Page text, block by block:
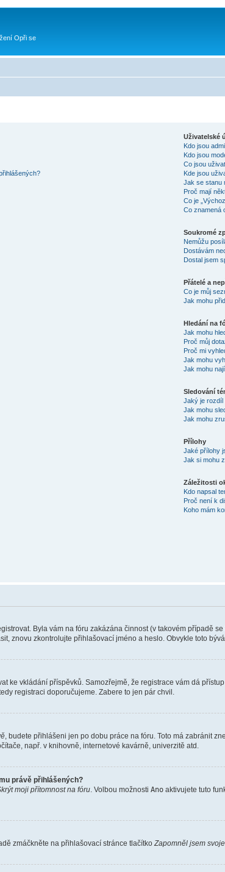
Opři se
Uživatelské
Kdo jsou
Kdo jsou
Co jsou
Kde jsou
Jak se stanu
Proč mají
Co je
Co znamená
Soukromé
Nemůžu
Dostávám
Dostal jsem
Přátelé a
Co je můj
Jak mohu
Hledání na
Jak mohu
Proč můj
Proč mi
Jak mohu
Jak mohu
Sledování
Jaký je rozdíl
Jak mohu
Jak mohu
Přílohy
Jaké přílohy
Jak si mohu
Záležitosti
Kdo napsal
Proč není k
Koho mám
Byla vám na fóru zakázána činnost (v takovém případě
znovu zkontrolujte přihlašovací jméno a heslo. Obvykle toto
ke vkládání příspěvků. Samozřejmě, že registrace vám dá
registraci doporučujeme. Zabere to jen pár chvil.
, budete přihlášeni jen po dobu práce na fóru. Toto má zabránit
např. v knihovně, internetové kavárně, univerzitě atd.
právě přihlášených?
moji přítomnost na fóru . Volbou možnosti Ano aktivujete tuto
zmáčkněte na přihlašovací stránce tlačítko Zapomněl jsem